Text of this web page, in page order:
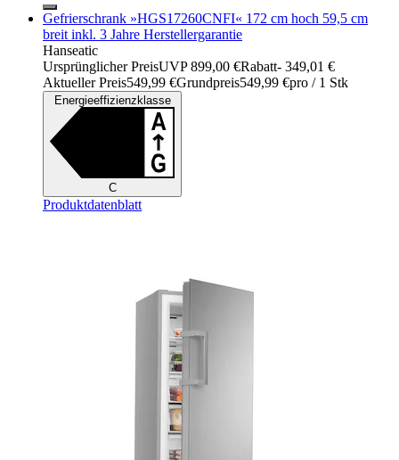
Gefrierschrank »HGS17260CNFI« 172 cm hoch 59,5 cm
breit inkl. 3 Jahre Herstellergarantie
Hanseatic
Ursprünglicher PreisUVP 899,00 €Rabatt- 349,01 €
Aktueller Preis549,99 €Grundpreis549,99 €pro / 1 Stk
Energieeffizienzklasse
C
Produktdatenblatt